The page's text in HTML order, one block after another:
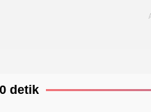
detik